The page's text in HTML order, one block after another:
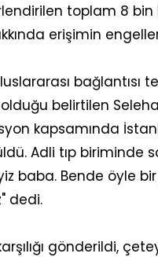
toplam 8
erişimin
bağlantısı
belirtilen
kapsamında
Adli tıp biriminde
baba. Bende öyle
dedi.
gönderildi,